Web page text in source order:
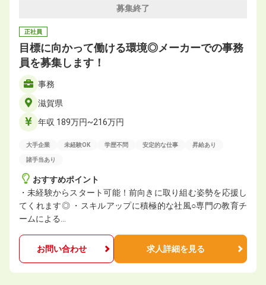
募集終了
正社員
目標に向かって働ける環境◎メーカーでの事務
員を募集します！
事務
滋賀県
年収 189万円~216万円
大手企業 未経験OK 学歴不問 安定的な仕事 昇給あり
諸手当あり
おすすめポイント
・未経験からスタート可能！前向きに取り組む姿勢を応援し
てくれます◎ ・スキルアップに積極的な社風○専門の教育チ
ームによる…
お問い合わせ 求人詳細を見る